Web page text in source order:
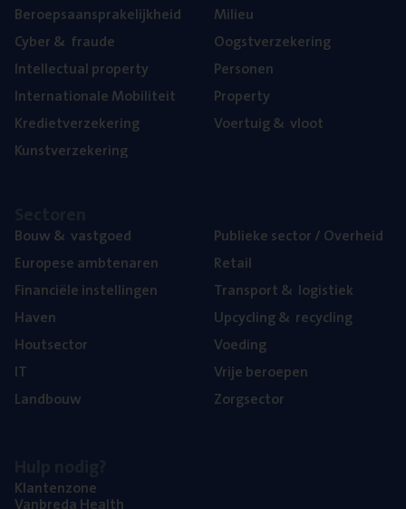
Beroeps­aan­spra­ke­lijk­heid
Cyber& fraude
Intel­lec­tu­al property
Inter­na­ti­o­na­le Mobiliteit
Kre­diet­ver­ze­ke­ring
Kunst­ver­ze­ke­ring
Mili­eu
Oogst­ver­ze­ke­ring
Per­so­nen
Pro­per­ty
Voer­tuig& vloot
Bouw& vastgoed
Euro­pe­se ambtenaren
Finan­ci­ë­le instellingen
Haven
Hout­sec­tor
IT
Land­bouw
Publie­ke sec­tor / Overheid
Retail
Trans­port& logistiek
Upcy­cling& recycling
Voe­ding
Vrije beroe­pen
Zorg­sec­tor
Klan­ten­zo­ne
Van­b­re­da Health